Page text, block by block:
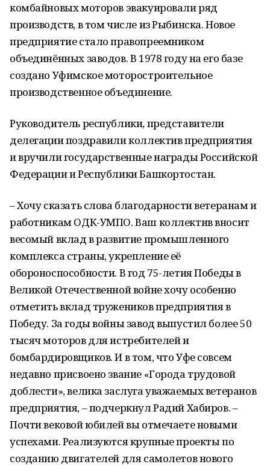
комбайновых моторов эвакуировали ряд
производств, в том числе из Рыбинска. Новое
предприятие стало правопреемником
объединённых заводов. В 1978 году на его базе
создано Уфимское моторостроительное
производственное объединение.
Руководитель республики, представители
делегации поздравили коллектив предприятия
и вручили государственные награды Российской
Федерации и Республики Башкортостан.
– Хочу сказать слова благодарности ветеранам и
работникам ОДК-УМПО. Ваш коллектив вносит
весомый вклад в развитие промышленного
комплекса страны, укрепление её
обороноспособности. В год 75-летия Победы в
Великой Отечественной войне хочу особенно
отметить вклад тружеников предприятия в
Победу. За годы войны завод выпустил более 50
тысяч моторов для истребителей и
бомбардировщиков. И в том, что Уфе совсем
недавно присвоено звание «Города трудовой
доблести», велика заслуга уважаемых ветеранов
предприятия, – подчеркнул Радий Хабиров. –
Почти вековой юбилей вы отмечаете новыми
успехами. Реализуются крупные проекты по
созданию двигателей для самолетов нового